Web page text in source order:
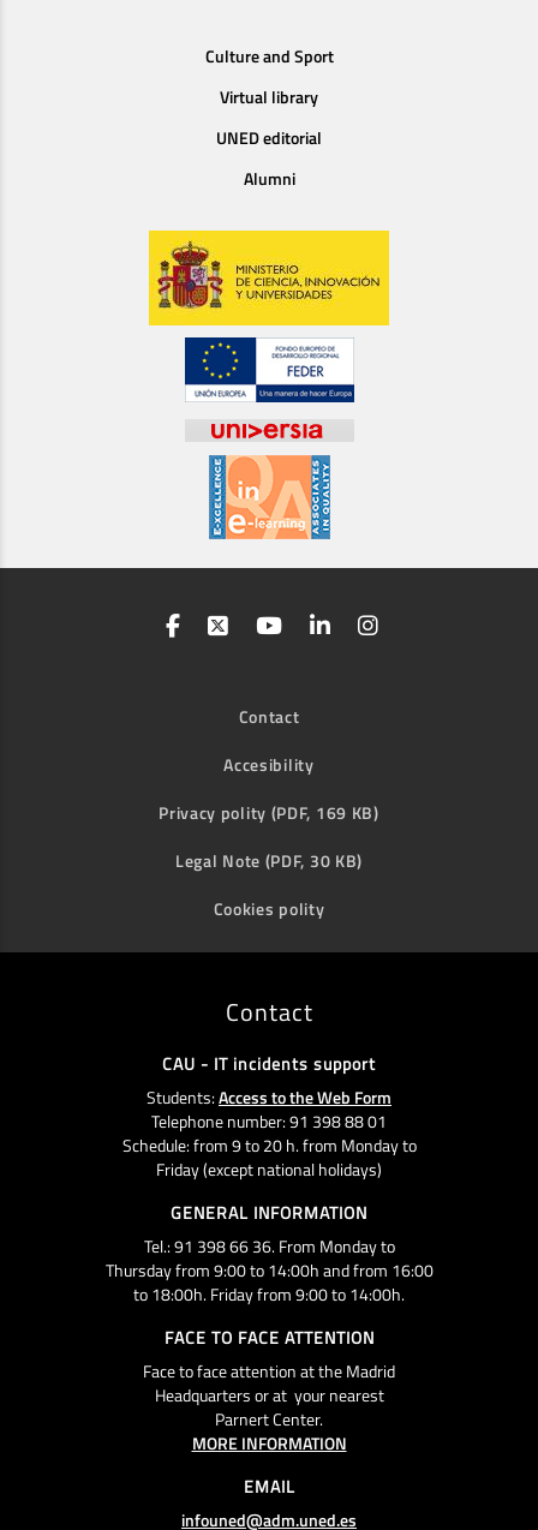
Culture and Sport
Virtual library
UNED editorial
Alumni
Contact
Accesibility
Privacy polity (PDF, 169 KB)
Legal Note (PDF, 30 KB)
Cookies polity
Contact
CAU - IT incidents support
Students:Access to the Web Form
Telephone number: 91 398 88 01
Schedule: from 9 to 20 h. from Monday to
Friday (except national holidays)
GENERAL INFORMATION
Tel.: 91 398 66 36. From Monday to
Thursday from 9:00 to 14:00h and from 16:00
to 18:00h. Friday from 9:00 to 14:00h.
FACE TO FACE ATTENTION
Face to face attention at the Madrid
Headquarters or at your nearest
Parnert Center.
MORE INFORMATION
EMAIL
infouned@adm.uned.es